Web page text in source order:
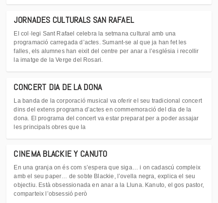
JORNADES CULTURALS SAN RAFAEL
El col·legi Sant Rafael celebra la setmana cultural amb una
programació carregada d’actes. Sumant-se al que ja han fet les
falles, els alumnes han eixit del centre per anar a l’església i recollir
la imatge de la Verge del Rosari.
CONCERT DIA DE LA DONA
La banda de la corporació musical va oferir el seu tradicional concert
dins del extens programa d’actes en commemoració del dia de la
dona. El programa del concert va estar preparat per a poder assajar
les principals obres que la
CINEMA BLACKIE Y CANUTO
En una granja on és com s’espera que siga… i on cadascú compleix
amb el seu paper… de sobte Blackie, l’ovella negra, explica el seu
objectiu. Està obsessionada en anar a la Lluna. Kanuto, el gos pastor,
comparteix l’obsessió però